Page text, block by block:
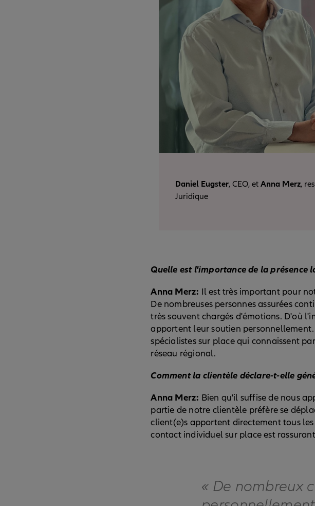
Daniel Eugster, CEO, etAnna Merz,
Juridique
Quelle est l'importance de la présence
Anna Merz: Il est très important pour
De nombreuses personnes assurées
très souvent chargés d'émotions. D'où
apportent leur soutien
spécialistes sur place qui connaissent
réseau régional.
Comment la clientèle déclare-t-elle
Anna Merz: Bien qu'il suffise de nous
partie de notre clientèle préfère se
client(e)s apportent directement tous
contact individuel sur place est
« De nombreux